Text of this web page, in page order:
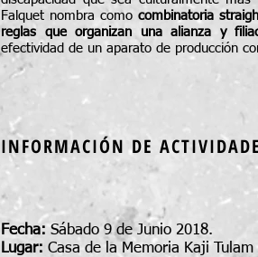
Falquet nombra como combinatoria
reglas que organizan una alianza y
efectividad de un aparato de producción
INFORMACIÓN DE
Fecha:Sábado 9 de Junio 2018.
Lugar: Casa de la Memoria Kaji